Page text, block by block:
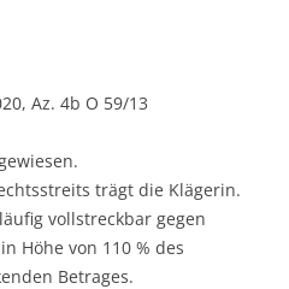
Az. 4b O 59/13
trägt die Klägerin.
vollstreckbar gegen
Höhe von 110 % des
Betrages.